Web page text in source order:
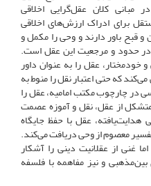
کلان عقل‌گرایی اخلاقی
برای ادراک ارزش‌های اخلاقی
قبح باور دارند و وحی را مکمل و
حدود و مرجعیت این عقل است.
خودمختار، عقل را به عنوان داور
که حتی اعتبار نقل را منوط به
در چارچوب مکتب امامیه، عقل را
از عقل، نقل و آموزه عصمت
عقل با حفظ جایگاه
معصوم از وحی دریافت می‌کند.
غنی از عقلانیت دینی را آشکار
و نیز مفاهمه با فلسفه